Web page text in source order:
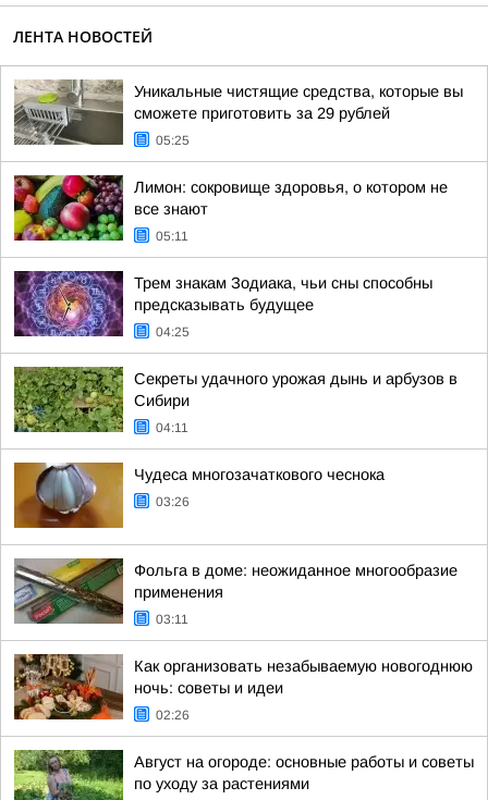
ЛЕНТА НОВОСТЕЙ
Уникальные чистящие средства, которые вы
сможете приготовить за 29 рублей
05:25
Лимон: сокровище здоровья, о котором не
все знают
05:11
Трем знакам Зодиака, чьи сны способны
предсказывать будущее
04:25
Секреты удачного урожая дынь и арбузов в
Сибири
04:11
Чудеса многозачаткового чеснока
03:26
Фольга в доме: неожиданное многообразие
применения
03:11
Как организовать незабываемую новогоднюю
ночь: советы и идеи
02:26
Август на огороде: основные работы и советы
по уходу за растениями